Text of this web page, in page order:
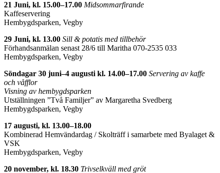
21 Juni, kl. 15.00–17.00 Midsommarfirande
Kaffeservering
Hembygdsparken, Vegby
29 Juni, kl. 13.00 Sill & potatis med tillbehör
Förhandsanmälan senast 28/6 till Maritha 070-2535 033
Hembygdsparken, Vegby
Söndagar 30 juni–4 augusti kl. 14.00–17.00 Servering av kaffe
och våfflor
Visning av hembygdsparken
Utställningen ”Två Familjer” av Margaretha Svedberg
Hembygdsparken, Vegby
17 augusti, kl. 13.00–18.00
Kombinerad Hemvändardag / Skolträff i samarbete med Byalaget &
VSK
Hembygdsparken, Vegby
20 november, kl. 18.30 Trivselkväll med gröt